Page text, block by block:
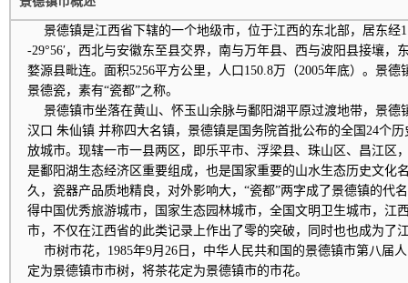
景德镇是江西省下辖的一个地级市，位于江西的东北部，居东经
-29°56′，西北与安徽东至县交界，南与万年县、西与波阳县接壤，
婺源县毗连。面积5256平方公里，人口150.8万（2005年底）。景
景德瓷，素有“瓷都”之称。
景德镇市坐落在黄山、怀玉山余脉与鄱阳湖平原过渡地带，景德
汉口 朱仙镇 并称四大名镇，景德镇是国务院首批公布的全国24个
放城市。现辖一市一县两区，即乐平市、浮梁县、珠山区、昌江区
是鄱阳湖生态经济区重要组成，也是国家重要的山水生态历史文化
久，瓷器产品质地精良，对外影响大，“瓷都”两字成了景德镇的代
得中国优秀旅游城市，国家生态园林城市，全国文明卫生城市，江
市，不仅在江西省的此类记录上作出了零的突破，同时也也成为了
市树市花，1985年9月26日，中华人民共和国的景德镇市第八届
定为景德镇市市树，将茶花定为景德镇市的市花。